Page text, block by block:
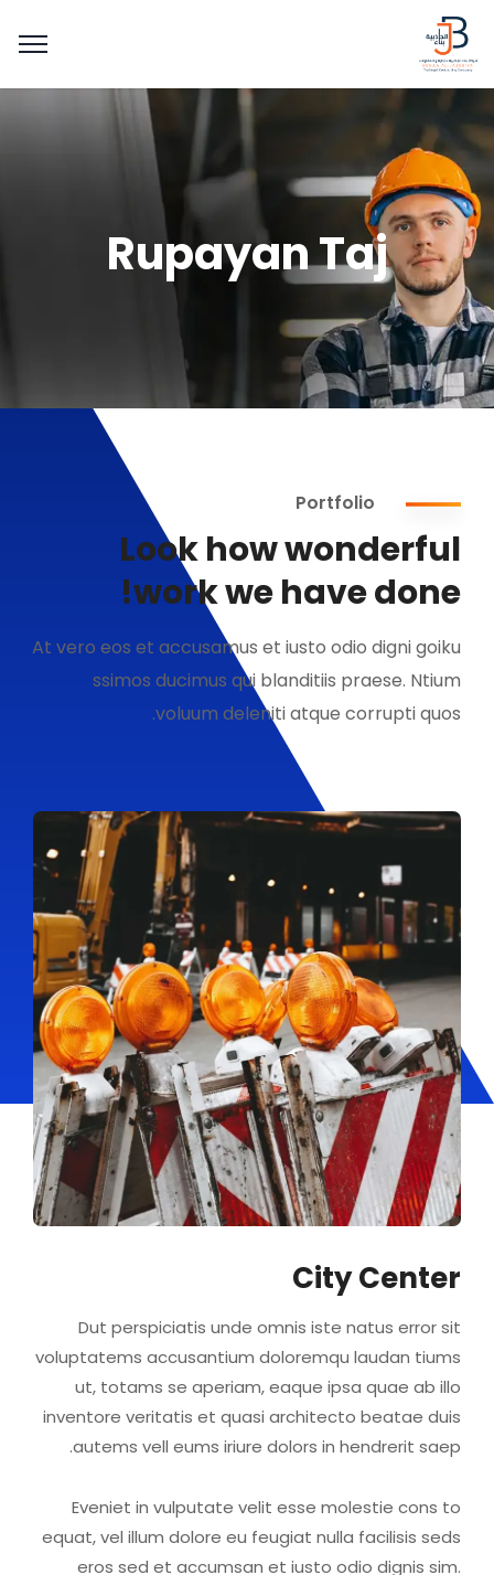
Rupayan Taj
Portfolio
Look how wonderful
work we have done!
At vero eos et accusamus et iusto odio digni goiku
ssimos ducimus qui blanditiis praese. Ntium
voluum deleniti atque corrupti quos.
City Center
Dut perspiciatis unde omnis iste natus error sit
voluptatems accusantium doloremqu laudan tiums
ut, totams se aperiam, eaque ipsa quae ab illo
inventore veritatis et quasi architecto beatae duis
autems vell eums iriure dolors in hendrerit saep.
Eveniet in vulputate velit esse molestie cons to
equat, vel illum dolore eu feugiat nulla facilisis seds
eros sed et accumsan et iusto odio dignis sim.